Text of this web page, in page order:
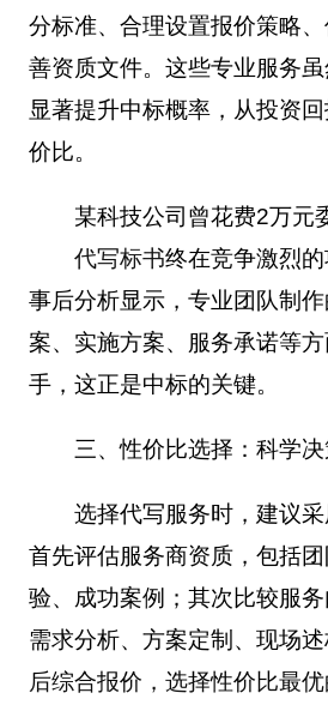
分标准、合理设置报价策略
善资质文件。这些专业服务
显著提升中标概率，从投资
价比。
某科技公司曾花费2万元
代写标书终在竞争激烈的
事后分析显示，专业团队制
案、实施方案、服务承诺等
手，这正是中标的关键。
三、性价比选择：科学
选择代写服务时，建议采
首先评估服务商资质，包括
验、成功案例；其次比较服
需求分析、方案定制、现场
后综合报价，选择性价比最优